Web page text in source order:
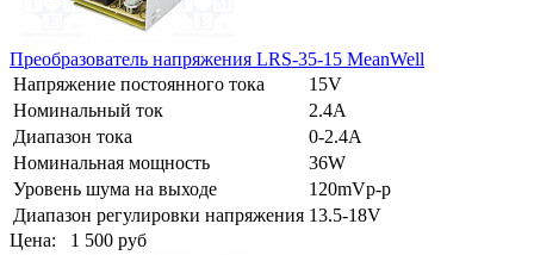
Преобразователь напряжения LRS-35-15 MeanWell
Напряжение постоянного тока
15V
Номинальный ток
2.4A
Диапазон тока
0-2.4A
Номинальная мощность
36W
Уровень шума на выходе
120mVp-p
Диапазон регулировки напряжения 13.5-18V
Цена: 1 500 руб